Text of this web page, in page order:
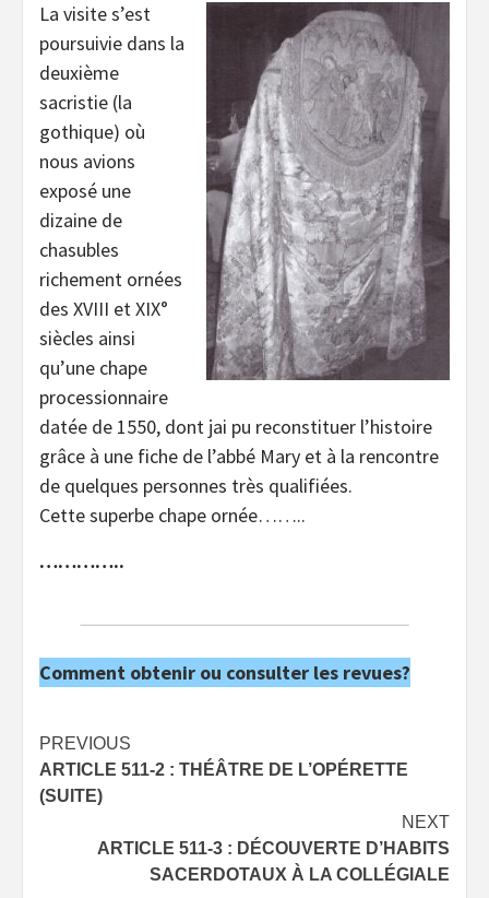
La visite s’est
poursuivie dans la
deuxième
sacristie (la
gothique) où
nous avions
exposé une
dizaine de
chasubles
richement ornées
des XVIII et XIX°
siècles ainsi
qu’une chape
processionnaire
datée de 1550, dont jai pu reconstituer l’histoire
grâce à une fiche de l’abbé Mary et à la rencontre
de quelques personnes très qualifiées.
Cette superbe chape ornée……..
…………..
Comment obtenir ou consulter les revues?
Post
navigation
PREVIOUS
ARTICLE 511-2 : THÉÂTRE DE L’OPÉRETTE
(SUITE)
NEXT
ARTICLE 511-3 : DÉCOUVERTE D’HABITS
SACERDOTAUX À LA COLLÉGIALE